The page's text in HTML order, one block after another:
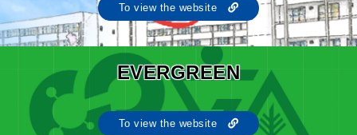
To view the website
EVERGREEN
To view the website